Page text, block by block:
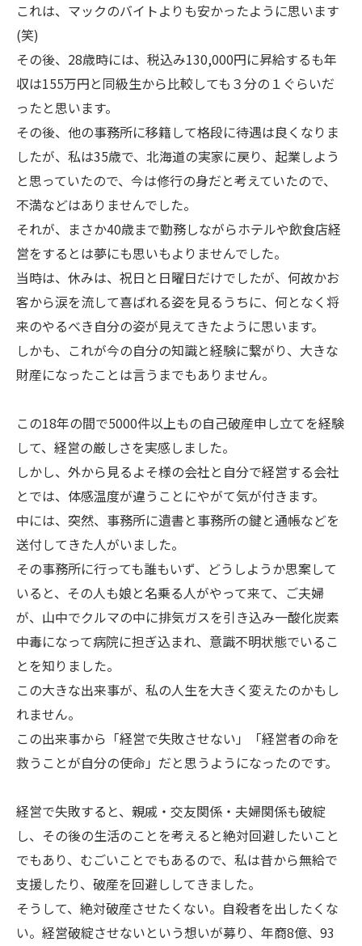
これは、マックのバイトよりも安かったように思います
(笑)
その後、28歳時には、税込み130,000円に昇給するも年
収は155万円と同級生から比較しても３分の１ぐらいだ
ったと思います。
その後、他の事務所に移籍して格段に待遇は良くなりま
したが、私は35歳で、北海道の実家に戻り、起業しよう
と思っていたので、今は修行の身だと考えていたので、
不満などはありませんでした。
それが、まさか40歳まで勤務しながらホテルや飲食店経
営をするとは夢にも思いもよりませんでした。
当時は、休みは、祝日と日曜日だけでしたが、何故かお
客から涙を流して喜ばれる姿を見るうちに、何となく将
来のやるべき自分の姿が見えてきたように思います。
しかも、これが今の自分の知識と経験に繋がり、大きな
財産になったことは言うまでもありません。
この18年の間で5000件以上もの自己破産申し立てを経験
して、経営の厳しさを実感しました。
しかし、外から見るよそ様の会社と自分で経営する会社
とでは、体感温度が違うことにやがて気が付きます。
中には、突然、事務所に遺書と事務所の鍵と通帳などを
送付してきた人がいました。
その事務所に行っても誰もいず、どうしようか思案して
いると、その人も娘と名乗る人がやって来て、ご夫婦
が、山中でクルマの中に排気ガスを引き込み一酸化炭素
中毒になって病院に担ぎ込まれ、意識不明状態でいるこ
とを知りました。
この大きな出来事が、私の人生を大きく変えたのかもし
れません。
この出来事から「経営で失敗させない」「経営者の命を
救うことが自分の使命」だと思うようになったのです。
経営で失敗すると、親戚・交友関係・夫婦関係も破綻
し、その後の生活のことを考えると絶対回避したいこと
でもあり、むごいことでもあるので、私は昔から無給で
支援したり、破産を回避ししてきました。
そうして、絶対破産させたくない。自殺者を出したくな
い。経営破綻させないという想いが募り、年商8億、93